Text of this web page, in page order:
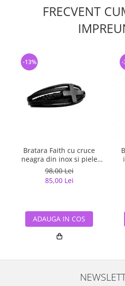
FRECVENT
Bratara Faith cu cruce
neagra din inox si piele
naturala
98,00 Lei
85,00 Lei
-13%
ADAUGA IN COS
-